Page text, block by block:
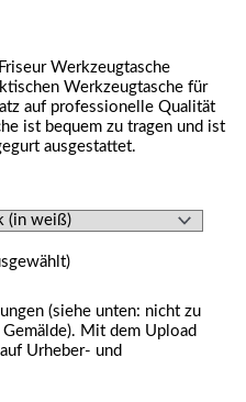
Werkzeugtasche
Werkzeugtasche für
auf professionelle Qualität
ist bequem zu tragen und ist
ausgestattet.
(siehe unten: nicht zu
Mit dem Upload
Urheber- und